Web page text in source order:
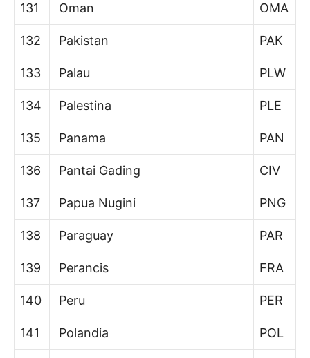
131 Oman OMA
132 Pakistan PAK
133 Palau PLW
134 Palestina PLE
135 Panama PAN
136 Pantai Gading CIV
137 Papua Nugini PNG
138 Paraguay PAR
139 Perancis FRA
140 Peru PER
141 Polandia POL